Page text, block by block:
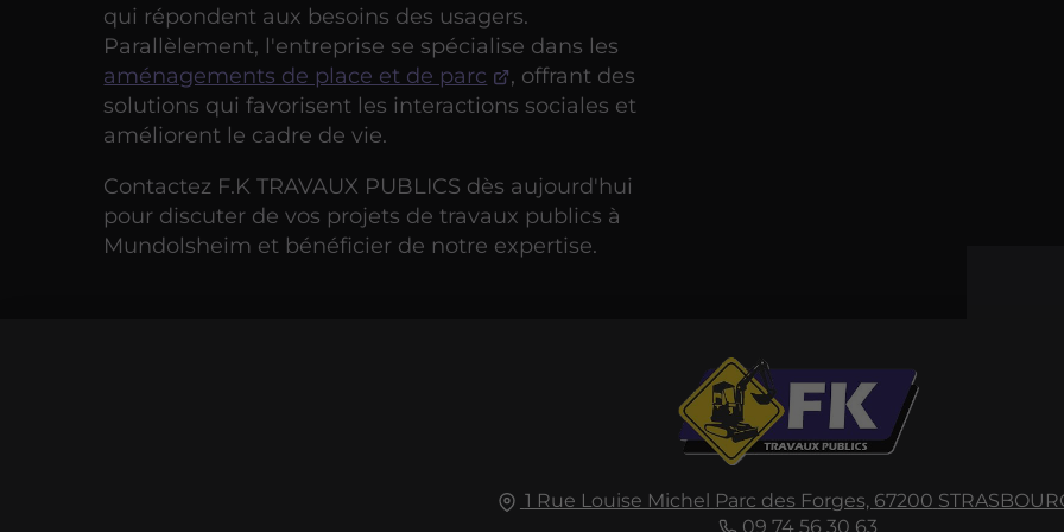
qui répondent aux besoins des usagers.
Parallèlement, l'entreprise se spécialise dans les
aménagements de place et de parc
, offrant des
solutions qui favorisent les interactions sociales et
améliorent le cadre de vie.
Contactez F.K TRAVAUX PUBLICS dès aujourd'hui
pour discuter de vos projets de travaux publics à
Mundolsheim et bénéficier de notre expertise.
1 Rue Louise Michel Parc des Forges, 67200
09 74 56 30 63